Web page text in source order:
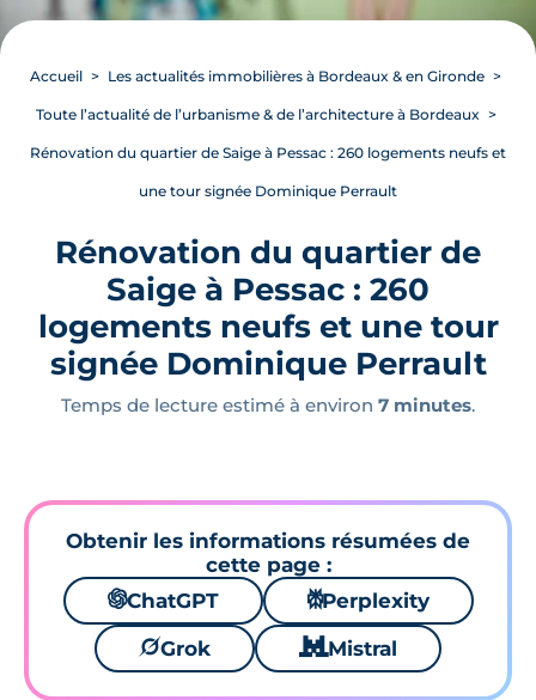
Accueil Les actualités immobilières à Bordeaux & en Gironde
Toute l’actualité de l’urbanisme & de l’architecture à Bordeaux
Rénovation du quartier de Saige à Pessac : 260 logements neufs et
une tour signée Dominique Perrault
Rénovation du quartier de
Saige à Pessac : 260
logements neufs et une tour
signée Dominique Perrault
Temps de lecture estimé à environ 7 minutes.
Obtenir les informations résumées de
cette page :
🌌ChatGPT ⚙Perplexity
🪐Grok 🐱 Mistral